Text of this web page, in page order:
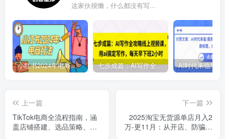
这家伙很懒，什么都没有写...
小红书2024年电商打法，手把手教你如何打爆小红书店铺 七步成篇：AI写作全攻略线上视频课，用ai搞定写作，每天早下班2小时
上一篇
TikTok电商全流程指南，涵
盖店铺搭建、选品策略、流
下一篇
2025淘宝无货源单店月入2
万-更11月：从开店、防骗到